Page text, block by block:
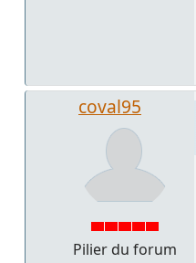
coval95
Pilier du forum